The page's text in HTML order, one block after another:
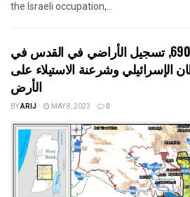
the Israeli occupation,...
تستهدف ما يزيد عن6900, تسجيل الأراضي في القدس في
الإسرائيلي وشرعنة الاستيلاء على
الأرض
BYARIJ MAY 8, 2023 0